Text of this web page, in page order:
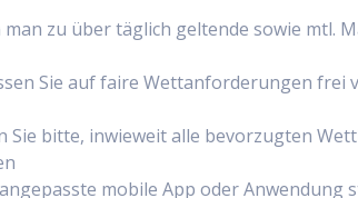
zu über täglich geltende sowie mtl.
Sie auf faire Wettanforderungen frei
Sie bitte, inwieweit alle bevorzugten
mobile App oder Anwendung